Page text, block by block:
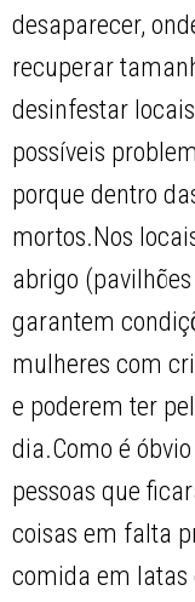
desaparecer,
recuperar
desinfestar
possíveis
porque dentro
mortos.Nos
abrigo
garantem
mulheres com
e poderem ter
dia.Como é
pessoas que
coisas em falta
comida em latas